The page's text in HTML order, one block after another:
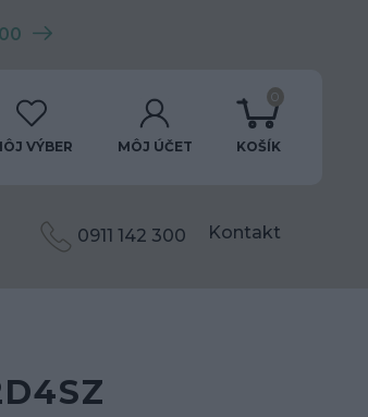
VÝBER MÔJ ÚČET KOŠÍK
0
0911 142 300 Kontakt